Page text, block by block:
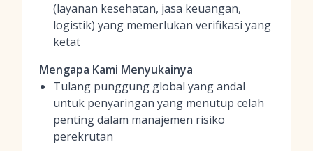
(layanan kesehatan, jasa keuangan,
logistik) yang memerlukan verifikasi yang
ketat
Mengapa Kami Menyukainya
Tulang punggung global yang andal
untuk penyaringan yang menutup celah
penting dalam manajemen risiko
perekrutan